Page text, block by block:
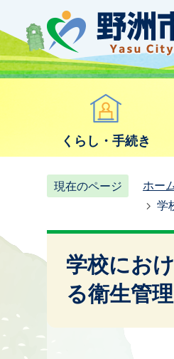
くらし・手続き
現在のページ ホー
学
学校にお
る衛生管